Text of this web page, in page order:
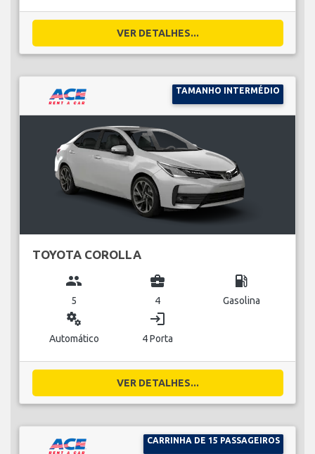
VER DETALHES...
TAMANHO INTERMÉDIO
TOYOTA COROLLA
group
5
business_center
4
local_gas_station
Gasolina
miscellaneous_services
Automático
login
4 Porta
VER DETALHES...
CARRINHA DE 15 PASSAGEIROS